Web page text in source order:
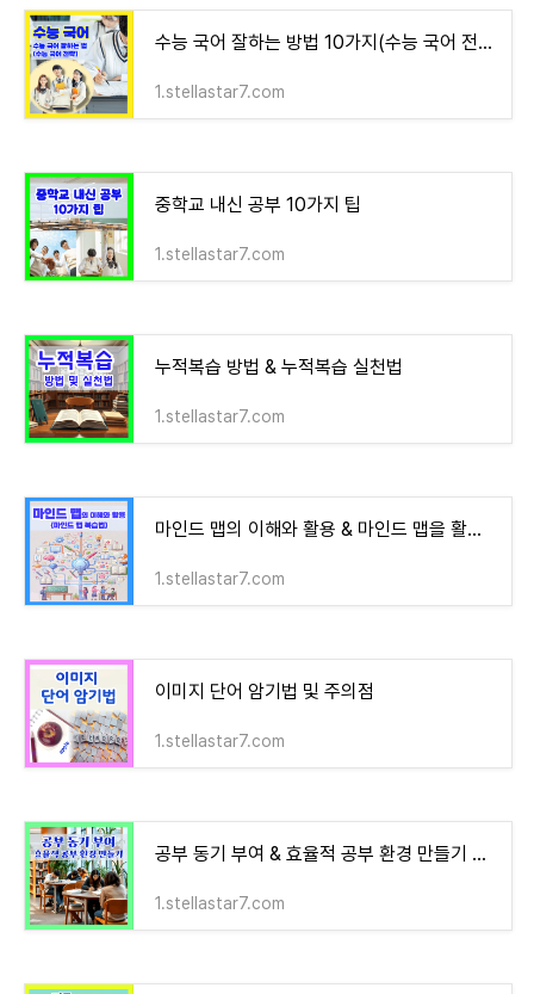
수능 국어 잘하는 방법 10가지(수능 국어 전략)
1.stellastar7.com
중학교 내신 공부 10가지 팁
1.stellastar7.com
누적복습 방법 & 누적복습 실천법
1.stellastar7.com
마인드 맵의 이해와 활용 & 마인드 맵을 활용한 단기 암기력 높이는 방법 5가지
1.stellastar7.com
이미지 단어 암기법 및 주의점
1.stellastar7.com
공부 동기 부여 & 효율적 공부 환경 만들기 위한 방법
1.stellastar7.com